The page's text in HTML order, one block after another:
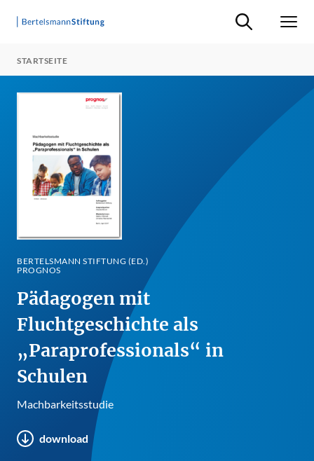
Suche ein-/
STARTSEITE
BERTELSMANN STIFTUNG (ED.)
PROGNOS
Pädagogen mit
Fluchtgeschichte als
„Paraprofessionals“ in
Schulen
Machbarkeitsstudie
download